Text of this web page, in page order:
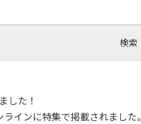
した！
インに特集で掲載されました。